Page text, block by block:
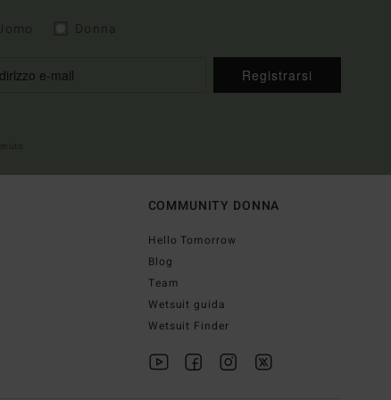
Registrarsi
COMMUNITY DONNA
Hello Tomorrow
Blog
Team
Wetsuit guida
Wetsuit Finder